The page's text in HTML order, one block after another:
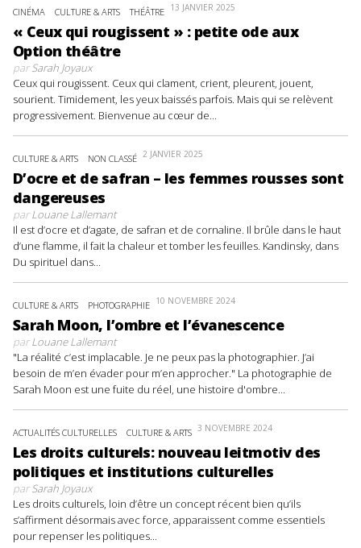
CINÉMA CULTURE & ARTS THÉÂTRE 13 JANVIER 2025
« Ceux qui rougissent » : petite ode aux
Option théâtre
parSarah Joyaux
Ceux qui rougissent. Ceux qui clament, crient, pleurent, jouent,
sourient. Timidement, les yeux baissés parfois. Mais qui se relèvent
progressivement. Bienvenue au cœur de...
CULTURE & ARTS NON CLASSÉ 2 JANVIER 2025
D’ocre et de safran – les femmes rousses sont
dangereuses
parLouane Lallemant
Il est d’ocre et d’agate, de safran et de cornaline. Il brûle dans le haut
d’une flamme, il fait la chaleur et tomber les feuilles. Kandinsky, dans
Du spirituel dans...
CULTURE & ARTS PHOTOGRAPHIE 10 NOVEMBRE 2024
Sarah Moon, l’ombre et l’évanescence
parLouane Lallemant
"La réalité c’est implacable. Je ne peux pas la photographier. J’ai
besoin de m’en évader pour m’en approcher." La photographie de
Sarah Moon est une fuite du réel, une histoire d'ombre...
ACTUALITÉS CULTURELLES CULTURE & ARTS 3 NOVEMBRE 2024
Les droits culturels: nouveau leitmotiv des
politiques et institutions culturelles
parSarah Joyaux
Les droits culturels, loin d’être un concept récent bien qu’ils
s’affirment désormais avec force, apparaissent comme essentiels
pour repenser les politiques...